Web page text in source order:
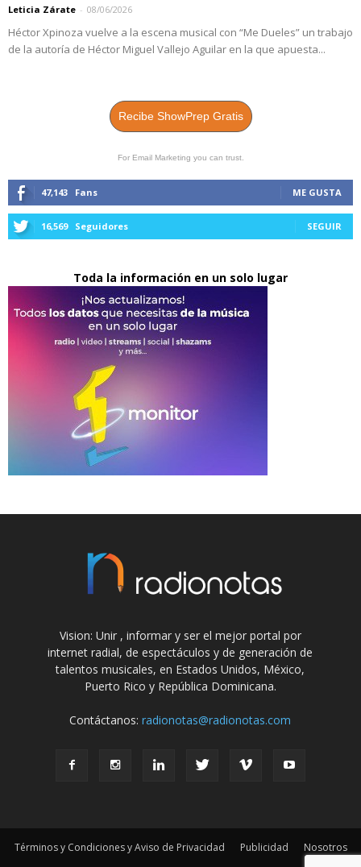
Leticia Zárate - 08/06/2026
Héctor Xpinoza vuelve a la escena musical con “Me Dueles” un trabajo
de la autoría de Héctor Miguel Vallejo Aguilar en la que apuesta...
Recibe ShowPrep Gratis
For Email Marketing you can trust.
47,143 Fans ME GUSTA
16,569 Seguidores SEGUIR
Toda la información en un solo lugar
Vision: Unir , informar y ser el mejor portal por
internet radial, de espectáculos y de generación de
talentos musicales, en Estados Unidos, México,
Puerto Rico y República Dominicana.
Contáctanos:radionotas@radionotas.com
Términos y Condiciones y Aviso de Privacidad Publicidad Nosotros